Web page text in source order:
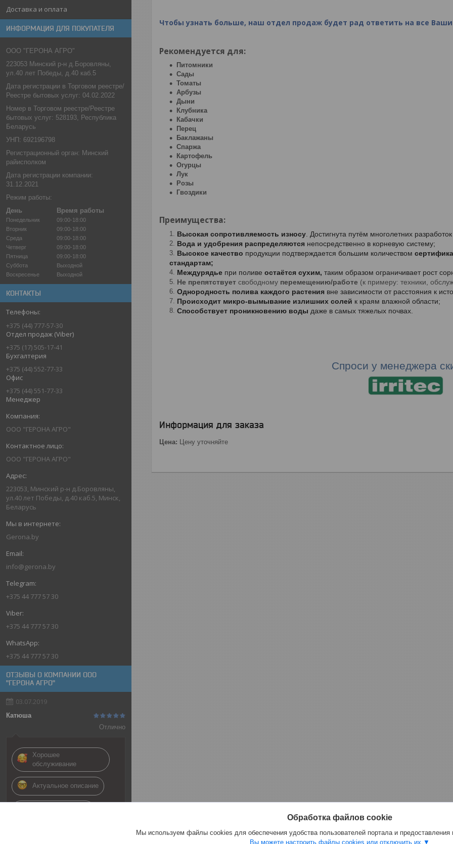
Доставка и оплата
ИНФОРМАЦИЯ ДЛЯ ПОКУПАТЕЛЯ
ООО "ГЕРОНА АГРО"
223053 Минский р-н д.Боровляны,
ул.40 лет Победы, д.40 каб.5
Дата регистрации в Торговом реестре/
Реестре бытовых услуг: 04.02.2022
Номер в Торговом реестре/Реестре
бытовых услуг: 528193, Республика
Беларусь
УНП: 692196798
Регистрационный орган: Минский
райисполком
Дата регистрации компании:
31.12.2021
Режим работы:
День
Время работы
Понедельник
09:00-18:00
Вторник
09:00-18:00
Среда
09:00-18:00
Четверг
09:00-18:00
Пятница
09:00-18:00
Суббота
Выходной
Воскресенье
Выходной
КОНТАКТЫ
+375 (44) 777-57-30
Отдел продаж (Viber)
+375 (17) 505-17-41
Бухгалтерия
+375 (44) 552-77-33
Офис
+375 (44) 551-77-33
Менеджер
ООО "ГЕРОНА АГРО"
ООО "ГЕРОНА АГРО"
223053, Минский р-н д.Боровляны,
ул.40 лет Победы, д.40 каб.5, Минск,
Беларусь
Gerona.by
info@gerona.by
+375 44 777 57 30
+375 44 777 57 30
+375 44 777 57 30
ОТЗЫВЫ О КОМПАНИИ ООО
"ГЕРОНА АГРО"
03.07.2019
Катюша
Отлично
Хорошее
обслуживание
Актуальное описание
Чтобы узнать больше, наш отдел продаж будет рад ответить на все
Рекомендуется для:
Питомники
Сады
Томаты
Арбузы
Дыни
Клубника
Кабачки
Перец
Баклажаны
Спаржа
Картофель
Огурцы
Лук
Розы
Гвоздики
Преимущества:
Высокая сопротивляемость износу . Достигнута путём многолетних
Вода и удобрения распределяются непосредственно в корневую систему;
Высокое качество продукции подтверждается большим количеством
стандартам;
Междурядье при поливе остаётся сухим, таким образом ограничивает рост
Не препятствует свободному перемещению/работе (к примеру: техники,
Однородность полива каждого растения вне зависимости от расстояния к
Происходит микро-вымывание излишних солей к краям влажной области;
Способствует проникновению воды даже в самых тяжелых почвах.
Спроси у менеджера
Информация для заказа
Цена: Цену уточняйте
Обработка файлов cookie
Мы используем файлы cookies для обеспечения удобства пользователей портала и предоставления
Вы можете настроить файлы cookies или отключить их.